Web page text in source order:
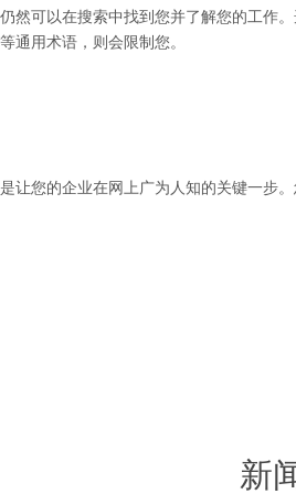
可以在搜索中找到您并了解您的工作
通用术语，则会限制您。
您的企业在网上广为人知的关键一步
新